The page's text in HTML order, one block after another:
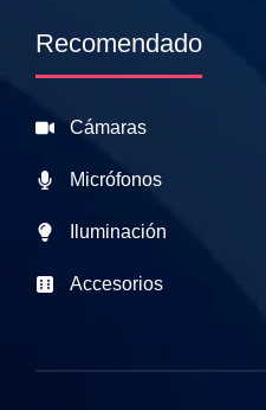
Recomendado
Cámaras
Micrófonos
Iluminación
Accesorios